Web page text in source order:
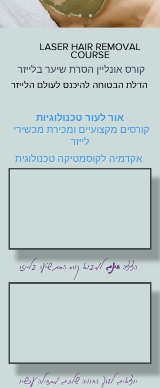
LASER HAIR REMOVAL
COURSE
קורס אונליין הסרת שיער בלייזר
אור לעור טכנולוגיות
לייזר
הצצהחינם למבוא קורס הסרת שיער בלייזר
יוצאים לדרך, החוויה שלכם מתחילה עכשיו